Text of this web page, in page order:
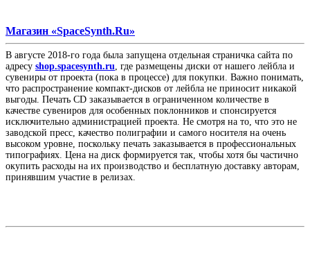
Магазин «SpaceSynth.Ru»
В августе 2018-го года была запущена отдельная страничка сайта по
адресу shop.spacesynth.ru , где размещены диски от нашего лейбла и
сувениры от проекта (пока в процессе) для покупки. Важно понимать,
что распространение компакт-дисков от лейбла не приносит никакой
выгоды. Печать CD заказывается в ограниченном количестве в
качестве сувениров для особенных поклонников и спонсируется
исключительно администрацией проекта. Не смотря на то, что это не
заводской пресс, качество полиграфии и самого носителя на очень
высоком уровне, поскольку печать заказывается в профессиональных
типографиях. Цена на диск формируется так, чтобы хотя бы частично
окупить расходы на их производство и бесплатную доставку авторам,
принявшим участие в релизах.